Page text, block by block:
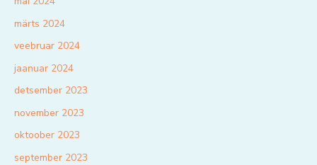
märts 2024
veebruar 2024
jaanuar 2024
detsember 2023
november 2023
oktoober 2023
september 2023